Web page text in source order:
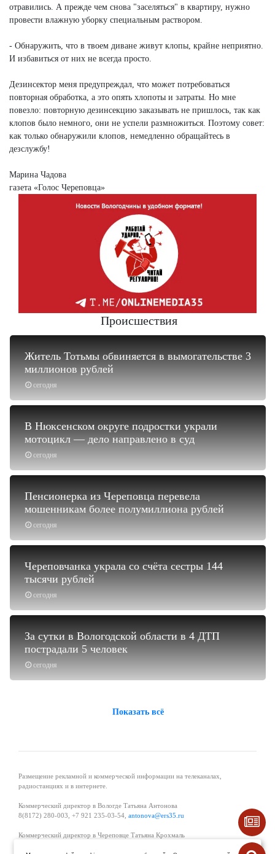
отравились. А прежде чем снова "заселяться" в квартиру, нужно
провести влажную уборку специальным раствором.
- Обнаружить, что в твоем диване живут клопы, крайне неприятно.
И избавиться от них не всегда просто.
Дезинсектор меня предупреждал, что может потребоваться
повторная обработка, а это опять хлопоты и затраты. Но мне
повезло: повторную дезинсекцию заказывать не пришлось, так как
клопов было немного, они не успели размножиться. Поэтому совет:
как только обнаружили клопов, немедленно обращайтесь в
дезслужбу!
Марина Чадова
газета «Голос Череповца»
Происшествия
сегодня
Житель Тотьмы обвиняется в вымогательстве 3
миллионов рублей
сегодня
В Нюксенском округе подростки украли
мотоцикл — дело направлено в суд
сегодня
Пенсионерка из Череповца перевела
мошенникам более полумиллиона рублей
сегодня
Череповчанка украла со счёта сестры 144
тысячи рублей
сегодня
За сутки в Вологодской области в 4 ДТП
пострадали 5 человек
Показать всё
Размещение рекламной и коммерческой информации на телеканалах,
радиостанциях и в интернете.
Коммерческий директор в Вологде Татьяна Антонова
8(8172) 280-003, +7 921 235-03-54, antonova@ers35.ru
Коммерческий директор в Череповце Татьяна Крохмаль